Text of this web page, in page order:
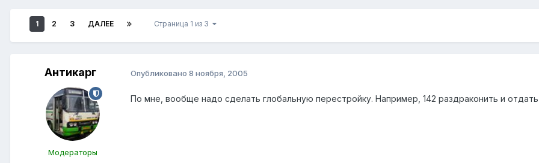
1 2 3 ДАЛЕЕ Страница 1 из 3
Антикарг
Модераторы
Опубликовано 8 ноября, 2005
По мне, вообще надо сделать глобальную перестройку. Например, 142 раздраконить и